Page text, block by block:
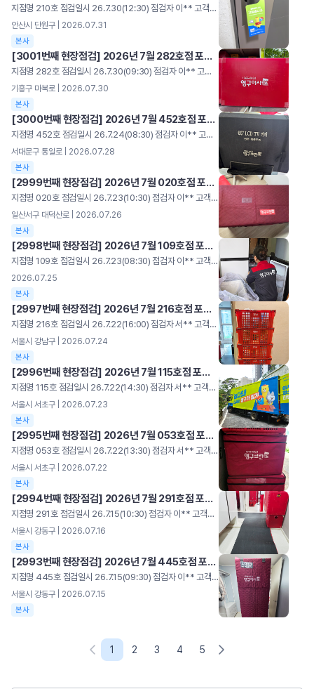
지점명 210호 점검일시 26.7.30(12:30) 점검자 이** 고객명 이** 주소 안산시 단원구 평가 3/5 총점 99 [우수] 기본기 준수 현장! 전용차량(신도장) 및 전용자재 사용 양호 바닥보강 및 덧신 착용 우수 [개선] 소폭 개선 필요 사항 구형 유니폼 착용 항목 세부사항 배점 체크 점수 비고 차량도장(10점) 차량 외관 훼손 여부 점검(긁힘·벗겨짐·찌그러짐) 5 5 15 전/후/좌/우/상판점검 차량 내외관 오염 상태(먼지·기름때) 5 5 감점 미등록 차량 배정 적발 -5 0 차량연락처 미기재 -5 0 가점 신규 도장 차량 배정 +5 +5 타사차량 이용시 0점 영구크린 전용차량 차량연락처 기재 항목 세부사항 배점 체크 점수 비고 복장상태(5점) 공식 유니폼 착용 규정 준수 4 0 1 미착용시패널티 발송 도착지 실내 덧신 착용 점검 1 1 가점 출발지 실내 덧신선제적 착용 +5 0 출발지 덧신 착용 바닥보강(0점) 감점 이동 경로 보강미흡 -2 0 0 규정 바닥보강재 미사용or혼용 사용 시바닥 보강 전체 항목 감점 문턱 바닥 보강미흡 -2 0 자재 적재 공간보강 미흡 -2 0 공간탈취(5점) 공간 탈취제 실시 여부 5 5 5 이사레터(5점) 고객 안내문 부착 여부 5 5 5 훼손 - 2점 안전수칙(5점) 현장 안전수칙 준수 여부 5 5 5 항목당 -1점 바닥보강재 설치 구형 유니폼 착용 항목 세부사항 배점 체크 점수 비고 자재관리(11점) 보유 친환경 PP박스규격 준수 3 3 11 미보유시 0점 신발박스 보유 2 2 보관 종류별 박스보관 상태 2 2 바닥 보강재보관 상태 2 2 결속용 끈 자재보관 상태 2 2 감점 기본 필수자재 미보유 -10 0 청결상태(9점) 현장 작업 유니폼 세탁/청결 3 3 9 불량/오염 자재즉시 교체 지시 포장 박스 내외부 오염 여부 1 1 포장 커버 청결/파손 여부 1 1 바구니 파손/오염 점검 1 1 식품용 아이스박스 위생 상태 3 3 전용자재 자재보관 신발박스 보유 이사레터 항목 세부사항 배점 체크 점수 비고 포장(40점) 커버포장 N형 포장 간격/ 규격 유지 여부 20 20 40 20/15/10/0평가15/10/5/0평가 모서리 마감 및 구김(반듯한 접기) 15 15 가전/가구 맞춤 전용커버 사용 여부 5 5 감점 속지 이중 비닐포장 누락 -5 0 테이프 사용 적발 시포장점수 0점 전용 커버미사용 -5 0 주방 에어캡미포장 -5 0 규정 외 이삿짐테이프 사용 -20 0 진행상태(5점) 서비스 진행 중현장 정리정돈 상태 5 5 5 작업 중 자재 방치 및 동선 방해 시 감점 커버포장 테이블 포장 커버포장 오픈박스 포장
안산시 단원구 | 2026.07.31
본사
[3001번째 현장점검] 2026년 7월 282호점 포장이사
지점명 282호 점검일시 26.7.30(09:30) 점검자 이** 고객명 이** 주소 기흥구 마북로 평가 3/5 총점 95 [우수] 기본기 준수 현장! 전용자재 사용 양호 바닥보강 및 덧신 착용 우수 [개선] 소폭 개선 필요 사항 차량 측면 스크레치 항목 세부사항 배점 체크 점수 비고 차량도장(10점) 차량 외관 훼손 여부 점검(긁힘·벗겨짐·찌그러짐) 5 5 8 전/후/좌/우/상판점검 차량 내외관 오염 상태(먼지·기름때) 5 3 감점 미등록 차량 배정 적발 -5 0 차량연락처 미기재 -5 0 가점 신규 도장 차량 배정 +5 0 타사차량 이용시 0점 영구크린 전용차량 차량연락처 기재 항목 세부사항 배점 체크 점수 비고 복장상태(5점) 공식 유니폼 착용 규정 준수 4 4 5 미착용시패널티 발송 도착지 실내 덧신 착용 점검 1 1 가점 출발지 실내 덧신선제적 착용 +5 0 출발지 덧신 착용 바닥보강(0점) 감점 이동 경로 보강미흡 -2 0 0 규정 바닥보강재 미사용or혼용 사용 시바닥 보강 전체 항목 감점 문턱 바닥 보강미흡 -2 0 자재 적재 공간보강 미흡 -2 0 공간탈취(5점) 공간 탈취제 실시 여부 5 5 5 이사레터(5점) 고객 안내문 부착 여부 5 5 5 훼손 - 2점 안전수칙(5점) 현장 안전수칙 준수 여부 5 5 5 항목당 -1점 바닥보강재 설치 유니폼 착용 항목 세부사항 배점 체크 점수 비고 자재관리(11점) 보유 친환경 PP박스규격 준수 3 3 11 미보유시 0점 신발박스 보유 2 2 보관 종류별 박스보관 상태 2 2 바닥 보강재보관 상태 2 2 결속용 끈 자재보관 상태 2 2 감점 기본 필수자재 미보유 -10 0 청결상태(9점) 현장 작업 유니폼 세탁/청결 3 3 8 불량/오염 자재즉시 교체 지시 포장 박스 내외부 오염 여부 1 1 포장 커버 청결/파손 여부 1 0 바구니 파손/오염 점검 1 1 식품용 아이스박스 위생 상태 3 3 전용자재 자재보관 덧신착용 아이스박스 항목 세부사항 배점 체크 점수 비고 포장(40점) 커버포장 N형 포장 간격/ 규격 유지 여부 20 20 40 20/15/10/0평가15/10/5/0평가 모서리 마감 및 구김(반듯한 접기) 15 15 가전/가구 맞춤 전용커버 사용 여부 5 5 감점 속지 이중 비닐포장 누락 -5 0 테이프 사용 적발 시포장점수 0점 전용 커버미사용 -5 0 주방 에어캡미포장 -5 0 규정 외 이삿짐테이프 사용 -20 0 진행상태(5점) 서비스 진행 중현장 정리정돈 상태 5 5 5 작업 중 자재 방치 및 동선 방해 시 감점 커버포장 이중비닐포장 전용커버(얼룩) 작업전경
기흥구 마북로 | 2026.07.30
본사
[3000번째 현장점검] 2026년 7월 452호점 포장이사
지점명 452호 점검일시 26.7.24(08:30) 점검자 이** 고객명 홍** 주소 서대문구 통일로 평가 3/5 총점 86 [우수] 기본기 준수 현장! 전용차량 및 전용자재 사용 양호 바닥보강 및 덧신 착용 우수 [개선] 소폭 개선 필요 사항 매뉴얼 포장 미흡 (끈 교차) 일부 인원 구형 유니폼 착용 아이스박스 커버 청결 미흡(얼룩) 항목 세부사항 배점 체크 점수 비고 차량도장(10점) 차량 외관 훼손 여부 점검(긁힘·벗겨짐·찌그러짐) 5 5 10 전/후/좌/우/상판점검 차량 내외관 오염 상태(먼지·기름때) 5 5 감점 미등록 차량 배정 적발 -5 0 차량연락처 미기재 -5 0 가점 신규 도장 차량 배정 +5 0 타사차량 이용시 0점 영구크린 전용차량 차량연락처 기재 항목 세부사항 배점 체크 점수 비고 복장상태(5점) 공식 유니폼 착용 규정 준수 4 0 1 미착용시패널티 발송 도착지 실내 덧신 착용 점검 1 1 가점 출발지 실내 덧신선제적 착용 +5 0 출발지 덧신 착용 바닥보강(0점) 감점 이동 경로 보강미흡 -2 0 0 규정 바닥보강재 미사용or혼용 사용 시바닥 보강 전체 항목 감점 문턱 바닥 보강미흡 -2 0 자재 적재 공간보강 미흡 -2 0 공간탈취(5점) 공간 탈취제 실시 여부 5 5 5 이사레터(5점) 고객 안내문 부착 여부 5 5 5 훼손 - 2점 안전수칙(5점) 현장 안전수칙 준수 여부 5 5 5 항목당 -1점 바닥보강재 설치 구형 유니폼 착용 항목 세부사항 배점 체크 점수 비고 자재관리(11점) 보유 친환경 PP박스규격 준수 3 3 11 미보유시 0점 신발박스 보유 2 2 보관 종류별 박스보관 상태 2 2 바닥 보강재보관 상태 2 2 결속용 끈 자재보관 상태 2 2 감점 기본 필수자재 미보유 -10 0 청결상태(9점) 현장 작업 유니폼 세탁/청결 3 3 6 불량/오염 자재즉시 교체 지시 포장 박스 내외부 오염 여부 1 1 포장 커버 청결/파손 여부 1 1 바구니 파손/오염 점검 1 1 식품용 아이스박스 위생 상태 3 0 오픈박스 포장 자재보관 이사레터 아이스박스(커버 얼룩) 항목 세부사항 배점 체크 점수 비고 포장(40점) 커버포장 N형 포장 간격/ 규격 유지 여부 20 15 35 20/15/10/0평가15/10/5/0평가 모서리 마감 및 구김(반듯한 접기) 15 15 가전/가구 맞춤 전용커버 사용 여부 5 5 감점 속지 이중 비닐포장 누락 -5 0 테이프 사용 적발 시포장점수 0점 전용 커버미사용 -5 0 주방 에어캡미포장 -5 0 규정 외 이삿짐테이프 사용 -20 0 진행상태(5점) 서비스 진행 중현장 정리정돈 상태 5 5 5 작업 중 자재 방치 및 동선 방해 시 감점 커버포장 이중비닐포장 포장작업 작업전경
서대문구 통일로 | 2026.07.28
본사
[2999번째 현장점검] 2026년 7월 020호점 포장이사
지점명 020호 점검일시 26.7.23(10:30) 점검자 이** 고객명 이** 주소 일산서구 대덕산로 평가 3/5 총점 95 [우수] 기본기 준수 현장! 전용차량 및 전용자재 사용 양호 바닥보강 및 커버 포장 상태 양호 [개선] 소폭 개선 필요 사항 아이스 박스 외부 청결 미흡 항목 세부사항 배점 체크 점수 비고 차량도장(10점) 차량 외관 훼손 여부 점검(긁힘·벗겨짐·찌그러짐) 5 5 10 전/후/좌/우/상판점검 차량 내외관 오염 상태(먼지·기름때) 5 5 감점 미등록 차량 배정 적발 -5 0 차량연락처 미기재 -5 0 가점 신규 도장 차량 배정 +5 0 타사차량 이용시 0점 영구크린 전용차량 차량연락처 기재 항목 세부사항 배점 체크 점수 비고 복장상태(5점) 공식 유니폼 착용 규정 준수 4 4 5 미착용시패널티 발송 도착지 실내 덧신 착용 점검 1 1 가점 출발지 실내 덧신선제적 착용 +5 0 출발지 덧신 착용 바닥보강(0점) 감점 이동 경로 보강미흡 -2 0 0 규정 바닥보강재 미사용or혼용 사용 시바닥 보강 전체 항목 감점 문턱 바닥 보강미흡 -2 0 자재 적재 공간보강 미흡 -2 0 공간탈취(5점) 공간 탈취제 실시 여부 5 5 5 이사레터(5점) 고객 안내문 부착 여부 5 5 5 훼손 - 2점 안전수칙(5점) 현장 안전수칙 준수 여부 5 5 5 항목당 -1점 바닥보강재 설치 유니폼 착용 항목 세부사항 배점 체크 점수 비고 자재관리(11점) 보유 친환경 PP박스규격 준수 3 3 11 미보유시 0점 신발박스 보유 2 2 보관 종류별 박스보관 상태 2 2 바닥 보강재보관 상태 2 2 결속용 끈 자재보관 상태 2 2 감점 기본 필수자재 미보유 -10 0 청결상태(9점) 현장 작업 유니폼 세탁/청결 3 3 6 불량/오염 자재즉시 교체 지시 포장 박스 내외부 오염 여부 1 1 포장 커버 청결/파손 여부 1 1 바구니 파손/오염 점검 1 1 식품용 아이스박스 위생 상태 3 0 전용자재 자재보관 자재보관 아이스박스 항목 세부사항 배점 체크 점수 비고 포장(40점) 커버포장 N형 포장 간격/ 규격 유지 여부 20 20 40 20/15/10/0평가15/10/5/0평가 모서리 마감 및 구김(반듯한 접기) 15 15 가전/가구 맞춤 전용커버 사용 여부 5 5 감점 속지 이중 비닐포장 누락 -5 0 테이프 사용 적발 시포장점수 0점 전용 커버미사용 -5 0 주방 에어캡미포장 -5 0 규정 외 이삿짐테이프 사용 -20 0 진행상태(5점) 서비스 진행 중현장 정리정돈 상태 5 5 5 작업 중 자재 방치 및 동선 방해 시 감점 커버포장 테이블 커버포장 포장작업 현장전경
일산서구 대덕산로 | 2026.07.26
본사
[2998번째 현장점검] 2026년 7월 109호점 포장이사
지점명 109호 점검일시 26.7.23(08:30) 점검자 이** 고객명 박** 주소 일산서구 대화로 평가 3/5 총점 89 [우수] 기본기 준수 현장! 전용자재 사용 양호 바닥보강 및 덧신 착용 우수 [개선] 소폭 개선 필요 사항 차량 사이드 미러 지지대 파손 끈 보관 상태 미흡, 아이스박스 외부 청결 미흡 항목 세부사항 배점 체크 점수 비고 차량도장(10점) 차량 외관 훼손 여부 점검(긁힘·벗겨짐·찌그러짐) 5 0 5 전/후/좌/우/상판점검 차량 내외관 오염 상태(먼지·기름때) 5 5 감점 미등록 차량 배정 적발 -5 0 차량연락처 미기재 -5 0 가점 신규 도장 차량 배정 +5 0 타사차량 이용시 0점 영구크린 전용차량 차량연락처 기재 항목 세부사항 배점 체크 점수 비고 복장상태(5점) 공식 유니폼 착용 규정 준수 4 4 5 미착용시패널티 발송 도착지 실내 덧신 착용 점검 1 1 가점 출발지 실내 덧신선제적 착용 +5 0 출발지 덧신 착용 바닥보강(0점) 감점 이동 경로 보강미흡 -2 0 0 규정 바닥보강재 미사용or혼용 사용 시바닥 보강 전체 항목 감점 문턱 바닥 보강미흡 -2 0 자재 적재 공간보강 미흡 -2 0 공간탈취(5점) 공간 탈취제 실시 여부 5 5 5 이사레터(5점) 고객 안내문 부착 여부 5 5 5 훼손 - 2점 안전수칙(5점) 현장 안전수칙 준수 여부 5 5 5 항목당 -1점 바닥보강재 설치 유니폼 착용 항목 세부사항 배점 체크 점수 비고 자재관리(11점) 보유 친환경 PP박스규격 준수 3 3 10 미보유시 0점 신발박스 보유 2 2 보관 종류별 박스보관 상태 2 2 바닥 보강재보관 상태 2 2 결속용 끈 자재보관 상태 2 1 감점 기본 필수자재 미보유 -10 0 청결상태(9점) 현장 작업 유니폼 세탁/청결 3 3 6 불량/오염 자재즉시 교체 지시 포장 박스 내외부 오염 여부 1 1 포장 커버 청결/파손 여부 1 1 바구니 파손/오염 점검 1 1 식품용 아이스박스 위생 상태 3 0 신발박스 보유 자재보관 자재보관 아이스박스 항목 세부사항 배점 체크 점수 비고 포장(40점) 커버포장 N형 포장 간격/ 규격 유지 여부 20 20 40 20/15/10/0평가15/10/5/0평가 모서리 마감 및 구김(반듯한 접기) 15 15 가전/가구 맞춤 전용커버 사용 여부 5 5 감점 속지 이중 비닐포장 누락 -5 0 테이프 사용 적발 시포장점수 0점 전용 커버미사용 -5 0 주방 에어캡미포장 -5 0 규정 외 이삿짐테이프 사용 -20 0 진행상태(5점) 서비스 진행 중현장 정리정돈 상태 5 5 5 작업 중 자재 방치 및 동선 방해 시 감점 커버포장 이중비닐포장 전용커버포장 커버 포장작업
2026.07.25
본사
[2997번째 현장점검] 2026년 7월 216호점 포장이사
지점명 216호 점검일시 26.7.22(16:00) 점검자 서** 고객명 김** 주소 서울시 강남구 평가 2/5 총점 86 [우수] 기본기 준수 현장! 전용차량 및 전용자재 사용 양호 덧신 착용 우수 [개선] 소폭 개선 필요 사항 이사레터 미부착 바닥보강재 규정 미준수 항목 세부사항 배점 체크 점수 비고 차량도장(10점) 차량 외관 훼손 여부 점검(긁힘·벗겨짐·찌그러짐) 5 5 10 전/후/좌/우/상판점검 차량 내외관 오염 상태(먼지·기름때) 5 5 감점 미등록 차량 배정 적발 -5 0 차량연락처 미기재 -5 0 가점 신규 도장 차량 배정 +5 0 타사차량 이용시 0점 영구크린 전용차량 차량연락처 기재 항목 세부사항 배점 체크 점수 비고 복장상태(5점) 공식 유니폼 착용 규정 준수 4 4 5 미착용시패널티 발송 도착지 실내 덧신 착용 점검 1 1 가점 출발지 실내 덧신선제적 착용 +5 0 출발지 덧신 착용 바닥보강(0점) 감점 이동 경로 보강미흡 -2 -2 -6 규정 바닥보강재 미사용or혼용 사용 시바닥 보강 전체 항목 감점 문턱 바닥 보강미흡 -2 -2 자재 적재 공간보강 미흡 -2 -2 공간탈취(5점) 공간 탈취제 실시 여부 5 5 5 이사레터(5점) 고객 안내문 부착 여부 5 0 0 훼손 - 2점 안전수칙(5점) 현장 안전수칙 준수 여부 5 5 5 항목당 -1점 바닥보강재 설치 (규정 미준수) 유니폼 착용 항목 세부사항 배점 체크 점수 비고 자재관리(11점) 보유 친환경 PP박스규격 준수 3 3 11 미보유시 0점 신발박스 보유 2 2 보관 종류별 박스보관 상태 2 2 바닥 보강재보관 상태 2 2 결속용 끈 자재보관 상태 2 2 감점 기본 필수자재 미보유 -10 0 청결상태(9점) 현장 작업 유니폼 세탁/청결 3 3 9 불량/오염 자재즉시 교체 지시 포장 박스 내외부 오염 여부 1 1 포장 커버 청결/파손 여부 1 1 바구니 파손/오염 점검 1 1 식품용 아이스박스 위생 상태 3 3 전용자재 자재보관 자재보관 아이스박스 항목 세부사항 배점 체크 점수 비고 포장(40점) 커버포장 N형 포장 간격/ 규격 유지 여부 20 20 40 20/15/10/0평가15/10/5/0평가 모서리 마감 및 구김(반듯한 접기) 15 15 가전/가구 맞춤 전용커버 사용 여부 5 5 감점 속지 이중 비닐포장 누락 -5 0 테이프 사용 적발 시포장점수 0점 전용 커버미사용 -5 0 주방 에어캡미포장 -5 0 규정 외 이삿짐테이프 사용 -20 0 진행상태(5점) 서비스 진행 중현장 정리정돈 상태 5 5 5 작업 중 자재 방치 및 동선 방해 시 감점 커버포장 이중비닐포장
서울시 강남구 | 2026.07.24
본사
[2996번째 현장점검] 2026년 7월 115호점 포장이사
지점명 115호 점검일시 26.7.22(14:30) 점검자 서** 고객명 이** 주소 서울시 서초구 평가 3/5 총점 98 [우수] 기본기 준수 현장! 전용차량 및 전용자재 사용 양호 바닥보강 및 덧신 착용 우수 [개선] 소폭 개선 필요 사항 커버포장 N자 미흡 ※ 포장 매뉴얼에 따라 깔끔하게 마무리될 수 있도록 유의 바랍니다. 항목 세부사항 배점 체크 점수 비고 차량도장(10점) 차량 외관 훼손 여부 점검(긁힘·벗겨짐·찌그러짐) 5 5 15 전/후/좌/우/상판점검 차량 내외관 오염 상태(먼지·기름때) 5 5 감점 미등록 차량 배정 적발 -5 0 차량연락처 미기재 -5 0 가점 신규 도장 차량 배정 +5 5 타사차량 이용시 0점 영구크린 전용차량 차량연락처 기재 항목 세부사항 배점 체크 점수 비고 복장상태(5점) 공식 유니폼 착용 규정 준수 4 4 5 미착용시패널티 발송 도착지 실내 덧신 착용 점검 1 1 가점 출발지 실내 덧신선제적 착용 +5 0 출발지 덧신 착용 바닥보강(0점) 감점 이동 경로 보강미흡 -2 0 0 규정 바닥보강재 미사용or혼용 사용 시바닥 보강 전체 항목 감점 문턱 바닥 보강미흡 -2 0 자재 적재 공간보강 미흡 -2 0 공간탈취(5점) 공간 탈취제 실시 여부 5 5 5 이사레터(5점) 고객 안내문 부착 여부 5 5 5 훼손 - 2점 안전수칙(5점) 현장 안전수칙 준수 여부 5 5 5 항목당 -1점 바닥보강재 설치 유니폼 착용 항목 세부사항 배점 체크 점수 비고 자재관리(11점) 보유 친환경 PP박스규격 준수 3 3 11 미보유시 0점 신발박스 보유 2 2 보관 종류별 박스보관 상태 2 2 바닥 보강재보관 상태 2 2 결속용 끈 자재보관 상태 2 2 감점 기본 필수자재 미보유 -10 0 청결상태(9점) 현장 작업 유니폼 세탁/청결 3 3 9 불량/오염 자재즉시 교체 지시 포장 박스 내외부 오염 여부 1 1 포장 커버 청결/파손 여부 1 1 바구니 파손/오염 점검 1 1 식품용 아이스박스 위생 상태 3 3 전용자재 자재보관 오픈박스 포장 아이스박스 항목 세부사항 배점 체크 점수 비고 포장(40점) 커버포장 N형 포장 간격/ 규격 유지 여부 20 15 35 20/15/10/0평가15/10/5/0평가 모서리 마감 및 구김(반듯한 접기) 15 15 가전/가구 맞춤 전용커버 사용 여부 5 5 감점 속지 이중 비닐포장 누락 -5 0 테이프 사용 적발 시포장점수 0점 전용 커버미사용 -5 0 주방 에어캡미포장 -5 0 규정 외 이삿짐테이프 사용 -20 0 진행상태(5점) 서비스 진행 중현장 정리정돈 상태 5 5 5 작업 중 자재 방치 및 동선 방해 시 감점 커버포장 이중비닐포장 가구 설치 커버포장 (N자 미흡)
서울시 서초구 | 2026.07.23
본사
[2995번째 현장점검] 2026년 7월 053호점 포장이사
지점명 053호 점검일시 26.7.22(13:30) 점검자 서** 고객명 이** 주소 서울시 서초구 평가 5/5 총점 95 [우수] 기본기 준수 현장! 전용차량 및 전용자재 사용 양호 바닥보강 및 덧신 착용 우수 [개선] 소폭 개선 필요 사항 커버포장 모서리 마감 미흡 ※ 포장 매뉴얼에 따라 깔끔하게 마무리될 수 있도록 유의 바랍니다. 항목 세부사항 배점 체크 점수 비고 차량도장(10점) 차량 외관 훼손 여부 점검(긁힘·벗겨짐·찌그러짐) 5 5 10 전/후/좌/우/상판점검 차량 내외관 오염 상태(먼지·기름때) 5 5 감점 미등록 차량 배정 적발 -5 0 차량연락처 미기재 -5 0 가점 신규 도장 차량 배정 +5 0 타사차량 이용시 0점 영구크린 전용차량 차량연락처 기재 항목 세부사항 배점 체크 점수 비고 복장상태(5점) 공식 유니폼 착용 규정 준수 4 4 5 미착용시패널티 발송 도착지 실내 덧신 착용 점검 1 1 가점 출발지 실내 덧신선제적 착용 +5 0 출발지 덧신 착용 바닥보강(0점) 감점 이동 경로 보강미흡 -2 0 0 규정 바닥보강재 미사용or혼용 사용 시바닥 보강 전체 항목 감점 문턱 바닥 보강미흡 -2 0 자재 적재 공간보강 미흡 -2 0 공간탈취(5점) 공간 탈취제 실시 여부 5 5 5 이사레터(5점) 고객 안내문 부착 여부 5 5 5 훼손 - 2점 안전수칙(5점) 현장 안전수칙 준수 여부 5 5 5 항목당 -1점 바닥보강재 설치 유니폼 착용 항목 세부사항 배점 체크 점수 비고 자재관리(11점) 보유 친환경 PP박스규격 준수 3 3 11 미보유시 0점 신발박스 보유 2 2 보관 종류별 박스보관 상태 2 2 바닥 보강재보관 상태 2 2 결속용 끈 자재보관 상태 2 2 감점 기본 필수자재 미보유 -10 0 청결상태(9점) 현장 작업 유니폼 세탁/청결 3 3 9 불량/오염 자재즉시 교체 지시 포장 박스 내외부 오염 여부 1 1 포장 커버 청결/파손 여부 1 1 바구니 파손/오염 점검 1 1 식품용 아이스박스 위생 상태 3 3 전용자재 자재보관 자재보관 아이스박스 항목 세부사항 배점 체크 점수 비고 포장(40점) 커버포장 N형 포장 간격/ 규격 유지 여부 20 20 35 20/15/10/0평가15/10/5/0평가 모서리 마감 및 구김(반듯한 접기) 15 10 가전/가구 맞춤 전용커버 사용 여부 5 5 감점 속지 이중 비닐포장 누락 -5 0 테이프 사용 적발 시포장점수 0점 전용 커버미사용 -5 0 주방 에어캡미포장 -5 0 규정 외 이삿짐테이프 사용 -20 0 진행상태(5점) 서비스 진행 중현장 정리정돈 상태 5 5 5 작업 중 자재 방치 및 동선 방해 시 감점 커버포장 이중비닐포장 작업전경 주방작업
서울시 서초구 | 2026.07.22
본사
[2994번째 현장점검] 2026년 7월 291호점 포장이사
지점명 291호 점검일시 26.7.15(10:30) 점검자 이** 고객명 최** 주소 서울시 강동구 평가 3/5 총점 90 [우수] 기본기 준수 현장! 전용차량 및 전용자재 사용 양호 바닥보강 및 자재정리 상태 양호 [개선] 소폭 개선 필요 사항 아이스박스 외부 청결 미흡 매뉴얼 포장 미흡 (끈 간격) ※ 포장 매뉴얼에 따라 깔끔하게 마무리될 수 있도록 유의 바랍니다. 항목 세부사항 배점 체크 점수 비고 차량도장(10점) 차량 외관 훼손 여부 점검(긁힘·벗겨짐·찌그러짐) 5 5 10 전/후/좌/우/상판점검 차량 내외관 오염 상태(먼지·기름때) 5 5 감점 미등록 차량 배정 적발 -5 0 차량연락처 미기재 -5 0 가점 신규 도장 차량 배정 +5 0 타사차량 이용시 0점 영구크린 전용차량 차량연락처 기재 항목 세부사항 배점 체크 점수 비고 복장상태(5점) 공식 유니폼 착용 규정 준수 4 4 5 미착용시패널티 발송 도착지 실내 덧신 착용 점검 1 1 가점 출발지 실내 덧신선제적 착용 +5 0 출발지 덧신 착용 바닥보강(0점) 감점 이동 경로 보강미흡 -2 0 0 규정 바닥보강재 미사용or혼용 사용 시바닥 보강 전체 항목 감점 문턱 바닥 보강미흡 -2 0 자재 적재 공간보강 미흡 -2 0 공간탈취(5점) 공간 탈취제 실시 여부 5 5 5 이사레터(5점) 고객 안내문 부착 여부 5 5 5 훼손 - 2점 안전수칙(5점) 현장 안전수칙 준수 여부 5 5 5 항목당 -2점 바닥보강재 설치 유니폼 착용 항목 세부사항 배점 체크 점수 비고 자재관리(11점) 보유 친환경 PP박스규격 준수 3 3 11 미보유시 0점 신발박스 보유 2 2 보관 종류별 박스보관 상태 2 2 바닥 보강재보관 상태 2 2 결속용 끈 자재보관 상태 2 2 감점 기본 필수자재 미보유 -20 0 청결상태(9점) 현장 작업 유니폼 세탁/청결 3 3 6 불량/오염 자재즉시 교체 지시 포장 박스 내외부 오염 여부 1 1 포장 커버 청결/파손 여부 1 1 바구니 파손/오염 점검 1 1 식품용 아이스박스 위생 상태 3 0 자재보관 자재보관 자재보관 아이스박스 항목 세부사항 배점 체크 점수 비고 포장(40점) 커버포장 포장 간격/ 규격 유지 여부 20 15 35 20/15/10/0평가15/10/5/0평가 모서리 마감 및 구김(반듯한 접기) 15 15 가전/가구 맞춤 전용커버 사용 여부 5 5 감점 속지 이중 비닐포장 누락 -5 0 테이프 사용 적발 시포장점수 0점 전용 커버미사용 -5 0 주방 에어캡미포장 -5 0 규정 외 이삿짐테이프 사용 -20 0 진행상태(5점) 서비스 진행 중현장 정리정돈 상태 5 5 5 작업 중 자재 방치 및 동선 방해 시 감점 커버포장 이중비닐포장 오픈박스 포장 작업전경
서울시 강동구 | 2026.07.16
본사
[2993번째 현장점검] 2026년 7월 445호점 포장이사
지점명 445호 점검일시 26.7.15(09:30) 점검자 이** 고객명 김** 주소 서울시 강동구 평가 3/5 총점 97 [우수] 기본기 준수 현장! 전용차량 및 전용자재 사용 양호 바닥보강 및 출발지 덧신 착용 우수 [개선] 소폭 개선 필요 사항 박스 외관 상태 미흡 매뉴얼 포장 미흡 (끈 간격) ※ 포장 매뉴얼에 따라 깔끔하게 마무리될 수 있도록 유의 바랍니다.. 항목 세부사항 배점 체크 점수 비고 차량도장(10점) 차량 외관 훼손 여부 점검(긁힘·벗겨짐·찌그러짐) 5 5 10 전/후/좌/우/상판점검 차량 내외관 오염 상태(먼지·기름때) 5 5 감점 미등록 차량 배정 적발 -5 0 차량연락처 미기재 -5 0 가점 신규 도장 차량 배정 +5 0 타사차량 이용시 0점 영구크린 전용차량 차량연락처 기재 항목 세부사항 배점 체크 점수 비고 복장상태(5점) 공식 유니폼 착용 규정 준수 4 4 10 미착용시패널티 발송 도착지 실내 덧신 착용 점검 1 1 가점 출발지 실내 덧신선제적 착용 +5 +5 출발지 덧신 착용 바닥보강(0점) 감점 이동 경로 보강미흡 -2 0 0 규정 바닥보강재 미사용or혼용 사용 시바닥 보강 전체 항목 감점 문턱 바닥 보강미흡 -2 0 자재 적재 공간보강 미흡 -2 0 공간탈취(5점) 공간 탈취제 실시 여부 5 5 5 이사레터(5점) 고객 안내문 부착 여부 5 5 5 훼손 - 2점 안전수칙(5점) 현장 안전수칙 준수 여부 5 5 5 항목당 -2점 바닥보강재 설치 출발지 덧신 착용 항목 세부사항 배점 체크 점수 비고 자재관리(11점) 보유 친환경 PP박스규격 준수 3 3 11 미보유시 0점 신발박스 보유 2 2 보관 종류별 박스보관 상태 2 2 바닥 보강재보관 상태 2 2 결속용 끈 자재보관 상태 2 2 감점 기본 필수자재 미보유 -20 0 청결상태(9점) 현장 작업 유니폼 세탁/청결 3 3 8 불량/오염 자재즉시 교체 지시 포장 박스 내외부 오염 여부 1 0 포장 커버 청결/파손 여부 1 1 바구니 파손/오염 점검 1 1 식품용 아이스박스 위생 상태 3 3 신발박스보유 자재보관 자재보관 아이스박스 항목 세부사항 배점 체크 점수 비고 포장(40점) 커버포장 포장 간격/ 규격 유지 여부 20 15 35 20/15/10/0평가15/10/5/0평가 모서리 마감 및 구김(반듯한 접기) 15 15 가전/가구 맞춤 전용커버 사용 여부 5 5 감점 속지 이중 비닐포장 누락 -5 0 테이프 사용 적발 시포장점수 0점 전용 커버미사용 -5 0 주방 에어캡미포장 -5 0 규정 외 이삿짐테이프 사용 -20 0 진행상태(5점) 서비스 진행 중현장 정리정돈 상태 5 5 5 작업 중 자재 방치 및 동선 방해 시 감점 커버포장 오픈박스 포장 커버포장 욕실 용품 포장
서울시 강동구 | 2026.07.15
본사
이전 페이지
1 2 3 4 5
다음 페이지